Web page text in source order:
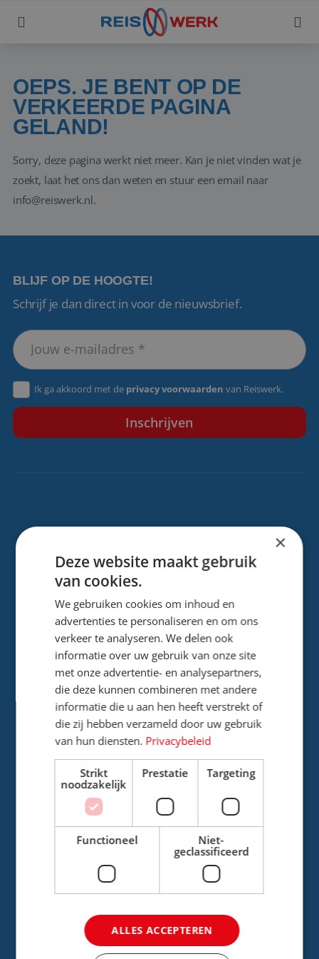
OEPS. JE BENT OP DE
VERKEERDE PAGINA
GELAND!
Sorry, deze pagina werkt niet meer. Kan je niet vinden wat je
zoekt, laat het ons dan weten en stuur een email naar
info@reiswerk.nl.
BLIJF OP DE HOOGTE!
Schrijf je dan direct in voor de nieuwsbrief.
Ik ga akkoord met de privacy voorwaarden van Reiswerk.
Storkstraat 24
3833 LB, Leusden
info@reiswerk.nl
Werving & selectie
Vacaturebank
Onboarding
Offboarding
Arbeidszaken
Cao reisbranche
Arbeidsmarktonderzoek
×
Deze website maakt gebruik
van cookies.
We gebruiken cookies om inhoud en
advertenties te personaliseren en om ons
verkeer te analyseren. We delen ook
informatie over uw gebruik van onze site
met onze advertentie- en analysepartners,
die deze kunnen combineren met andere
informatie die u aan hen heeft verstrekt of
die zij hebben verzameld door uw gebruik
van hun diensten. Privacybeleid
Strikt
noodzakelijk
Prestatie Targeting
Functioneel
Niet-
geclassificeerd
ALLES ACCEPTEREN